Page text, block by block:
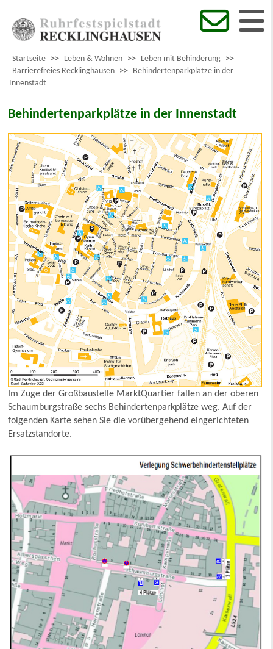
Startseite >> Leben & Wohnen >> Leben mit Behinderung >>
Barrierefreies Recklinghausen >> Behindertenparkplätze in der
Innenstadt
Behindertenparkplätze in der Innenstadt
Im Zuge der Großbaustelle MarktQuartier fallen an der oberen
Schaumburgstraße sechs Behindertenparkplätze weg. Auf der
folgenden Karte sehen Sie die vorübergehend eingerichteten
Ersatzstandorte.